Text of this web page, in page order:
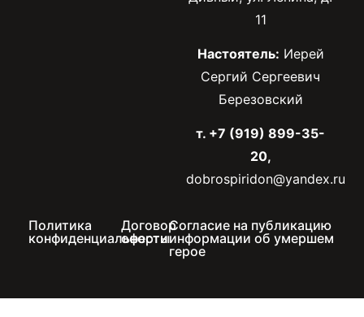
11
Настоятель: Иерей
Сергий Сергеевич
Березовский
т. +7 (919) 899-35-
20,
dobrospiridon@yandex.ru
Политика
конфиденциальности
Договор
оферты
Согласие на публикацию
информации об умершем
герое